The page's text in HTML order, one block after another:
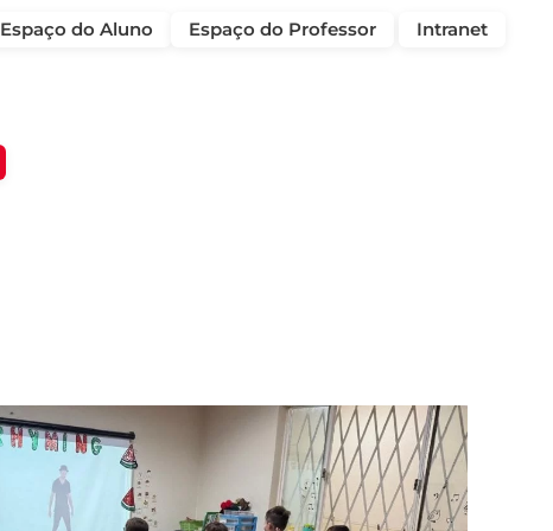
Espaço do Aluno Espaço do Professor Intranet